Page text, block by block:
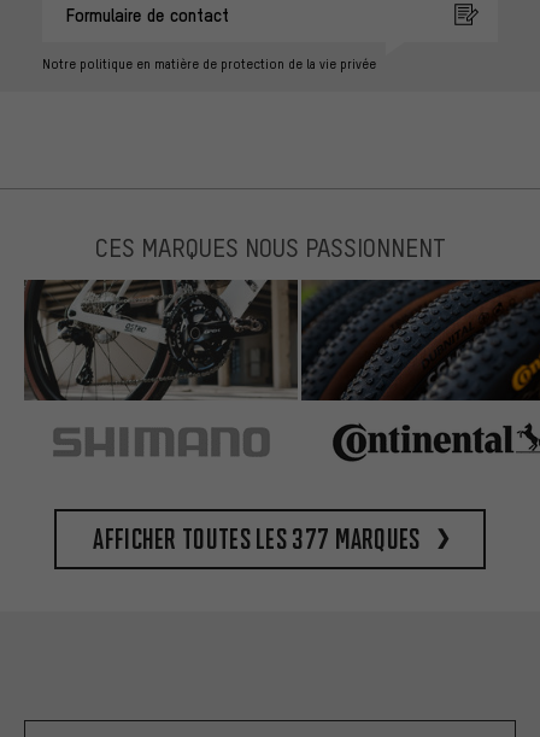
Formulaire de contact
Notre politique en matière de protection de la vie privée
CES MARQUES NOUS PASSIONNENT
Afficher toutes les 377 marques